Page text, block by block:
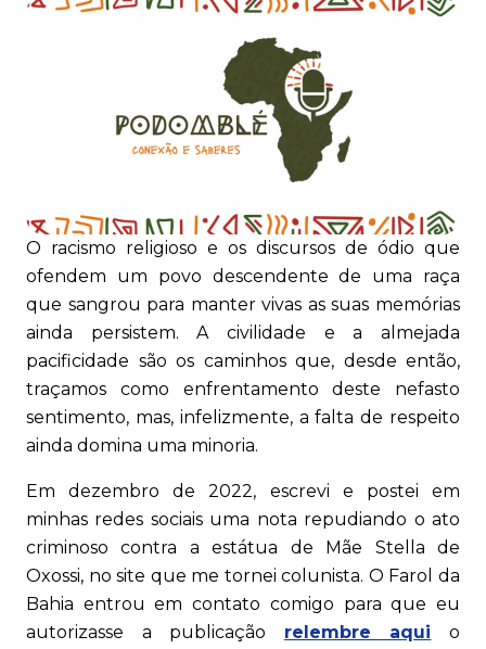
O racismo religioso e os discursos de ódio que
ofendem um povo descendente de uma raça
que sangrou para manter vivas as suas memórias
ainda persistem. A civilidade e a almejada
pacificidade são os caminhos que, desde então,
traçamos como enfrentamento deste nefasto
sentimento, mas, infelizmente, a falta de respeito
ainda domina uma minoria.
Em dezembro de 2022, escrevi e postei em
minhas redes sociais uma nota repudiando o ato
criminoso contra a estátua de Mãe Stella de
Oxossi, no site que me tornei colunista. O Farol da
Bahia entrou em contato comigo para que eu
autorizasse a publicação relembre aqui o